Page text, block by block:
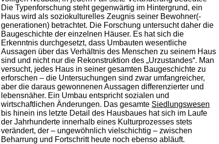
Die Typenforschung steht gegenwärtig im Hintergrund, ein
Haus wird als soziokulturelles Zeugnis seiner Bewohner(-
generationen) betrachtet. Die Forschung untersucht daher die
Baugeschichte der einzelnen Häuser. Es hat sich die
Erkenntnis durchgesetzt, dass Umbauten wesentliche
Aussagen über das Verhältnis des Menschen zu seinem Haus
sind und nicht nur die Rekonstruktion des „Urzustandes“. Man
versucht, jedes Haus in seiner gesamten Baugeschichte zu
erforschen – die Untersuchungen sind zwar umfangreicher,
aber die daraus gewonnenen Aussagen differenzierter und
lebensnäher. Ein Umbau entspricht sozialen und
wirtschaftlichen Änderungen. Das gesamte Siedlungswesen
bis hinein ins letzte Detail des Hausbaues hat sich im Laufe
der Jahrhunderte innerhalb eines Kulturprozesses stets
verändert, der – ungewöhnlich vielschichtig – zwischen
Beharrung und Fortschritt heute noch ebenso abläuft.